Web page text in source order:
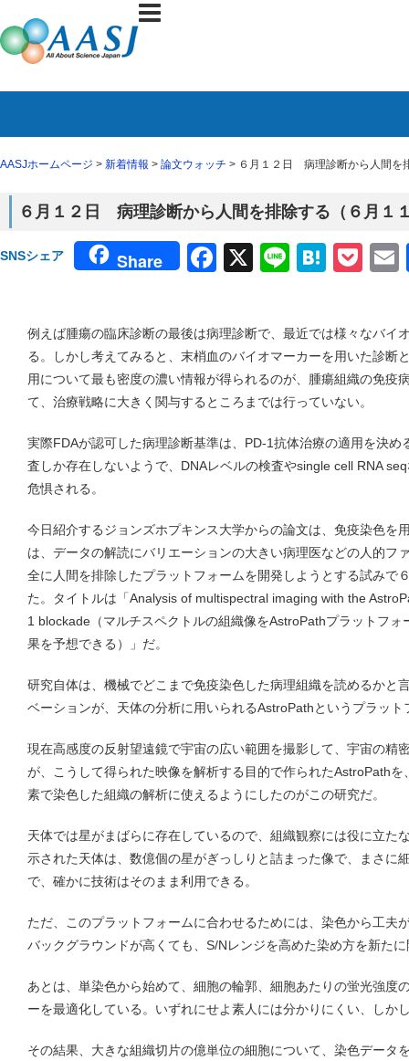
AASJホームページ > 新着情報 > 論文ウォッチ > ６月１２日 病理診断から人間を
６月１２日 病理診断から人間を排除する（６月１
SNSシェア Share Facebook
X Line
例えば腫瘍の臨床診断の最後は病理診断で、最近では様々なバイ
る。しかし考えてみると、末梢血のバイオマーカーを用いた診断
用について最も密度の濃い情報が得られるのが、腫瘍組織の免疫
て、治療戦略に大きく関与するところまでは行っていない。
実際FDAが認可した病理診断基準は、PD-1抗体治療の適用を決め
査しか存在しないようで、DNAレベルの検査やsingle cell RNA
危惧される。
今日紹介するジョンズホプキンス大学からの論文は、免疫染色を
は、データの解読にバリエーションの大きい病理医などの人的フ
全に人間を排除したプラットフォームを開発しようとする試みで
た。タイトルは「Analysis of multispectral imaging with the
1 blockade（マルチスペクトルの組織像をAstroPathプラットフ
果を予想できる）」だ。
研究自体は、機械でどこまで免疫染色した病理組織を読めるかと
ベーションが、天体の分析に用いられるAstroPathというプラット
現在高感度の反射望遠鏡で宇宙の広い範囲を撮影して、宇宙の精
が、こうして得られた映像を解析する目的で作られたAstroPath
素で染色した組織の解析に使えるようにしたのがこの研究だ。
天体では星がまばらに存在しているので、組織観察には役に立た
示された天体は、数億個の星がぎっしりと詰まった像で、まさに
で、確かに技術はそのまま利用できる。
ただ、このプラットフォームに合わせるためには、染色から工夫
バックグラウンドが高くても、S/Nレンジを高めた染め方を新た
あとは、単染色から始めて、細胞の輪郭、細胞あたりの蛍光強度
ーを最適化している。いずれにせよ素人には分かりにくい、しか
その結果、大きな組織切片の億単位の細胞について、染色データ